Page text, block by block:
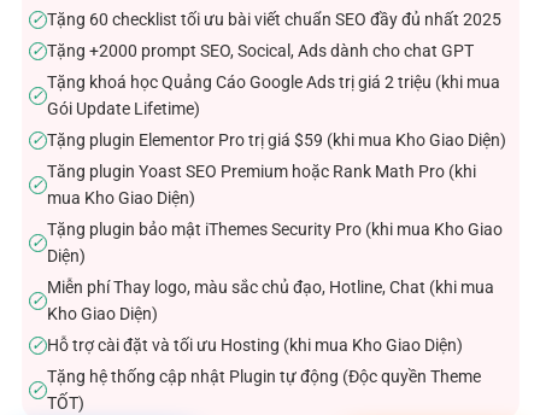
✓Tặng 60 checklist tối ưu bài viết chuẩn SEO đầy đủ nhất 2025
✓Tặng +2000 prompt SEO, Socical, Ads dành cho chat GPT
✓
Tặng khoá học Quảng Cáo Google Ads trị giá 2 triệu (khi mua
Gói Update Lifetime)
✓Tặng plugin Elementor Pro trị giá $59 (khi mua Kho Giao Diện)
✓
Tăng plugin Yoast SEO Premium hoặc Rank Math Pro (khi
mua Kho Giao Diện)
✓
Tặng plugin bảo mật iThemes Security Pro (khi mua Kho Giao
Diện)
✓
Miễn phí Thay logo, màu sắc chủ đạo, Hotline, Chat (khi mua
Kho Giao Diện)
✓Hỗ trợ cài đặt và tối ưu Hosting (khi mua Kho Giao Diện)
✓
Tặng hệ thống cập nhật Plugin tự động (Độc quyền Theme
TỐT)